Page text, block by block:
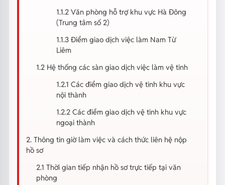
1.1.2 Văn phòng hỗ trợ khu vực Hà Đông
(Trung tâm số 2)
1.1.3 Điểm giao dịch việc làm Nam Từ
Liêm
1.2 Hệ thống các sàn giao dịch việc làm vệ tinh
1.2.1 Các điểm giao dịch vệ tinh khu vực
nội thành
1.2.2 Các điểm giao dịch vệ tinh khu vực
ngoại thành
2. Thông tin giờ làm việc và cách thức liên hệ nộp
hồ sơ
2.1 Thời gian tiếp nhận hồ sơ trực tiếp tại văn
phòng